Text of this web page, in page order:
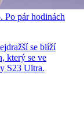
Po pár hodinách
se blíží
který se ve
S23 Ultra.